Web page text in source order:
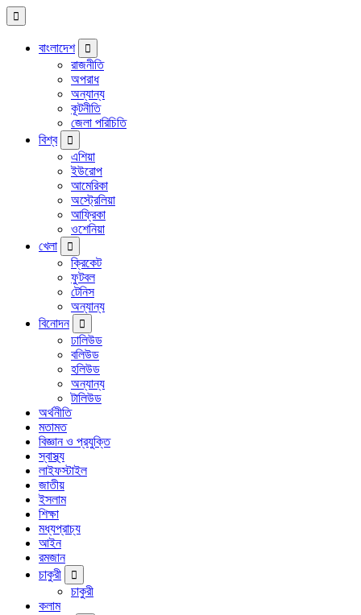
বাংলাদেশ
রাজনীতি
অপরাধ
অন্যান্য
কূটনীতি
জেলা পরিচিতি
বিশ্ব
এশিয়া
ইউরোপ
আমেরিকা
অস্ট্রেলিয়া
আফ্রিকা
ওশেনিয়া
খেলা
ক্রিকেট
ফুটবল
টেনিস
অন্যান্য
বিনোদন
ঢালিউড
বলিউড
হলিউড
অন্যান্য
টালিউড
অর্থনীতি
মতামত
বিজ্ঞান ও প্রযুক্তি
স্বাস্থ্য
লাইফস্টাইল
জাতীয়
ইসলাম
শিক্ষা
মধ্যপ্রাচ্য
আইন
রমজান
চাকুরী
চাকুরী
কলাম